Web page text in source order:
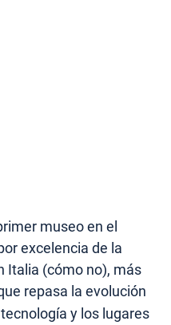
museo en el
excelencia de la
Italia (cómo no), más
repasa la evolución
y los lugares